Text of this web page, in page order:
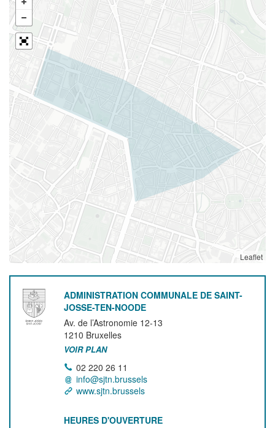
Leaflet
ADMINISTRATION COMMUNALE DE SAINT-
JOSSE-TEN-NOODE
Av. de l’Astronomie 12-13
1210 Bruxelles
VOIR PLAN
02 220 26 11
info@sjtn.brussels
www.sjtn.brussels
HEURES D'OUVERTURE